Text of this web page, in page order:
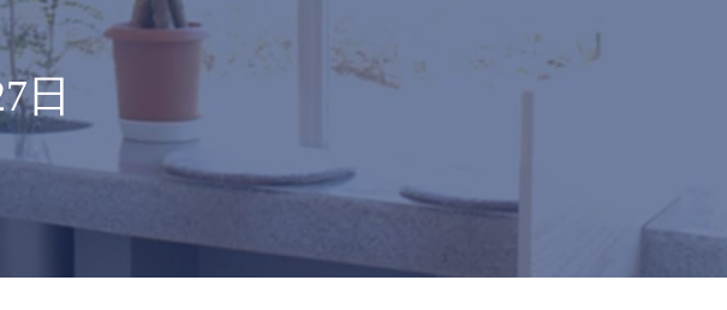
日